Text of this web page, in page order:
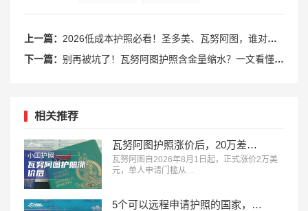
上一篇： 2026低成本护照必看！圣多美、瓦努阿图，谁对普通人价值高？
下一篇： 别再被坑了！瓦努阿图护照含金量缩水？一文看懂优劣势
相关推荐
瓦努阿图护照涨价后，20万差价和圣多美怎么选？
瓦努阿图自2026年8月1日起，正式涨价2万美
元，单人申请门槛从…
5个可以远程申请护照的国家，9万美元换独立海外身份